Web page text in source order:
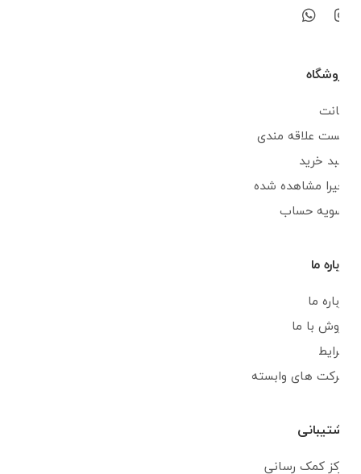
فروشگاه
اکانت
لیست علاقه مندی
سبد خرید
اخیرا مشاهده شده
تسویه حساب
درباره ما
درباره ما
فروش با ما
شرایط
شرکت های وابسته
پشتیبانی
مرکز کمک رسانی